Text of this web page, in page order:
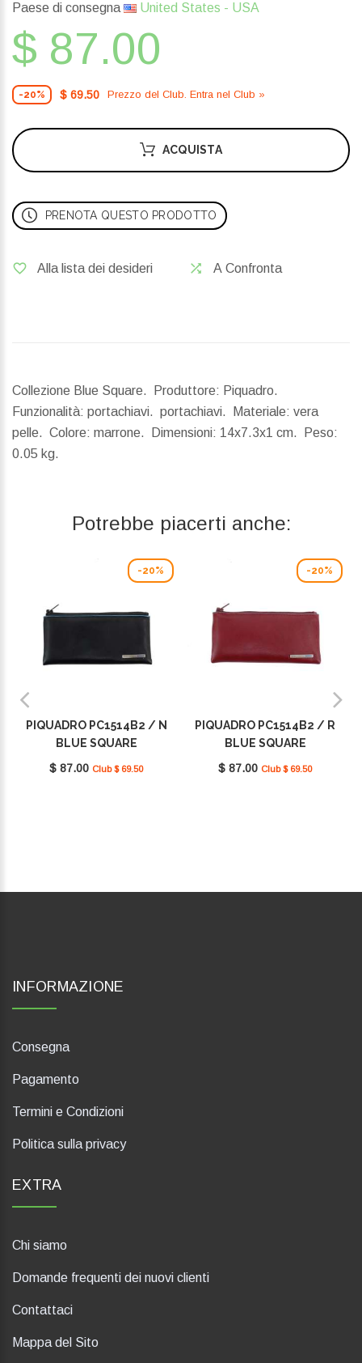
Paese di consegna United States - USA
$ 87.00
-20% $ 69.50 Prezzo del Сlub. Entra nel Сlub »
ACQUISTA
PRENOTA QUESTO PRODOTTO
Alla lista dei desideri A Confronta
Collezione Blue Square. Produttore: Piquadro.
Funzionalità: portachiavi. portachiavi. Materiale: vera
pelle. Colore: marrone.
Dimensioni: 14x7.3x1 cm.
Peso:
0.05 kg.
Potrebbe piacerti anche:
-20%
PIQUADRO PC1514B2 / N
BLUE SQUARE
$ 87.00 Club $ 69.50
-20%
PIQUADRO PC1514B2 / R
BLUE SQUARE
$ 87.00 Club $ 69.50
INFORMAZIONE
Consegna
Pagamento
Termini e Condizioni
Politica sulla privacy
EXTRA
Chi siamo
Domande frequenti dei nuovi clienti
Contattaci
Mappa del Sito